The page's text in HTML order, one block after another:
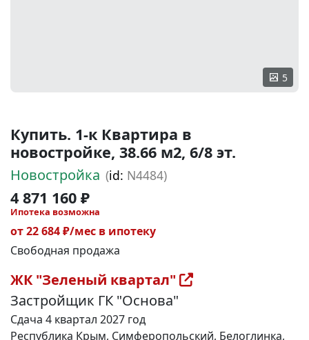
5
Купить. 1-к Квартира в
новостройке, 38.66 м2, 6/8 эт.
Новостройка (id: N4484)
4 871 160 ₽
Ипотека возможна
от 22 684 ₽/мес в ипотеку
Свободная продажа
ЖК "Зеленый квартал"
Застройщик ГК "Основа"
Сдача 4 квартал 2027 год
Республика Крым, Симферопольский, Белоглинка,